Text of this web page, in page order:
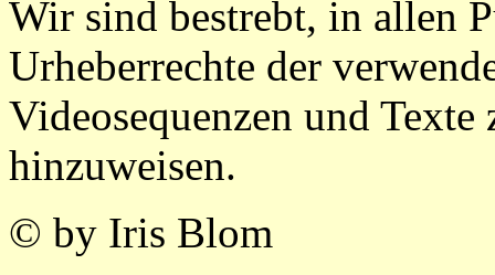
Wir sind bestrebt, in allen
Urheberrechte der
Videosequenzen und
hinzuweisen.
© by Iris Blom